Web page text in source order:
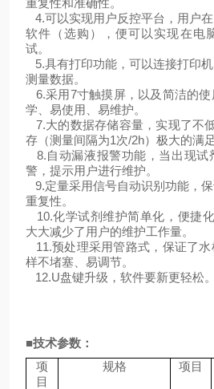
重复性和准确性。
4.可以实现用户反控平台，用户
软件（选购），便可以实现在电
试。
5.具有打印功能，可以连接打印
测量数据。
6.采用7寸触摸屏，以及简洁的
学、易使用、易维护。
7.大的数据存储容量，实现了不
存（测量间隔为1次/2h）极大的满
8.自动漏液报警功能，当出现试
警，提示用户进行维护。
9.定量采用信号自动识别功能，
重复性。
10.化学试剂维护简单化，便捷
大大减少了用户的维护工作量。
11.预处理采用管路式，保证了
样不堵塞、易调节。
12.U盘键升级，软件要新更轻松。
■技术参数：
项
目
规格 项目